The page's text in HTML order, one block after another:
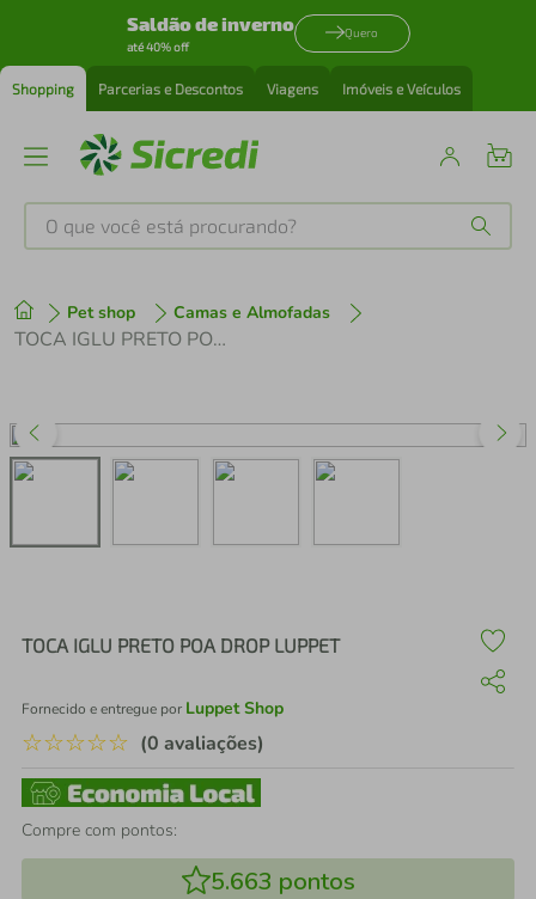
Saldão de inverno
até 40% off
Quero
Shopping Parcerias e Descontos Viagens Imóveis e Veículos
O que você está procurando?
Pet shop Camas e Almofadas
TOCA IGLU PRETO POA DROP LUPPET
TOCA IGLU PRETO POA DROP LUPPET
Fornecido e entregue por Luppet Shop
☆☆☆☆☆ (0 avaliações)
Compre com pontos:
5.663 pontos
1 º tenis
perfume